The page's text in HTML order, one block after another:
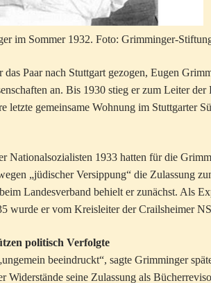
im Sommer 1932. Foto: Grimminger-
Paar nach Stuttgart gezogen, Eugen
an. Bis 1930 stieg er zum Leiter
letzte gemeinsame Wohnung im Stuttgarter
Nationalsozialisten 1933 hatten für die
„jüdischer Versippung“ die Zulassung
Landesverband behielt er zunächst. Als
wurde er vom Kreisleiter der Crailsheimer
politisch Verfolgte
beeindruckt“, sagte Grimminger
Widerstände seine Zulassung als